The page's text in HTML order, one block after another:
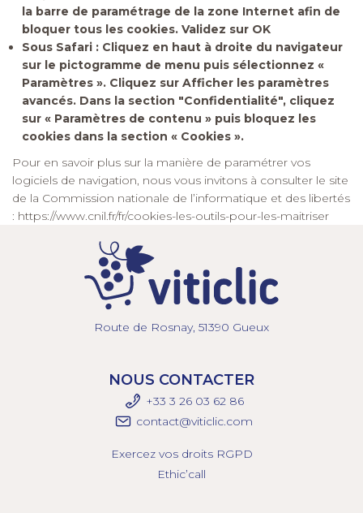
la barre de paramétrage de la zone Internet afin de
bloquer tous les cookies. Validez sur OK
Sous Safari : Cliquez en haut à droite du navigateur
sur le pictogramme de menu puis sélectionnez «
Paramètres ». Cliquez sur Afficher les paramètres
avancés. Dans la section "Confidentialité", cliquez
sur « Paramètres de contenu » puis bloquez les
cookies dans la section « Cookies ».
Pour en savoir plus sur la manière de paramétrer vos
logiciels de navigation, nous vous invitons à consulter le site
de la Commission nationale de l’informatique et des libertés
: https://www.cnil.fr/fr/cookies-les-outils-pour-les-maitriser
Route de Rosnay, 51390 Gueux
NOUS CONTACTER
+33 3 26 03 62 86
contact@viticlic.com
Exercez vos droits RGPD
Ethic’call